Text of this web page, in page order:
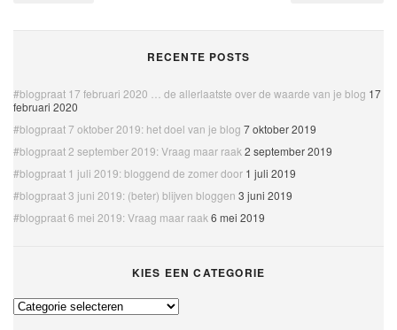
RECENTE POSTS
#blogpraat 17 februari 2020 … de allerlaatste over de waarde van je blog 17
februari 2020
#blogpraat 7 oktober 2019: het doel van je blog 7 oktober 2019
#blogpraat 2 september 2019: Vraag maar raak 2 september 2019
#blogpraat 1 juli 2019: bloggend de zomer door 1 juli 2019
#blogpraat 3 juni 2019: (beter) blijven bloggen 3 juni 2019
#blogpraat 6 mei 2019: Vraag maar raak 6 mei 2019
KIES EEN CATEGORIE
Kies
een